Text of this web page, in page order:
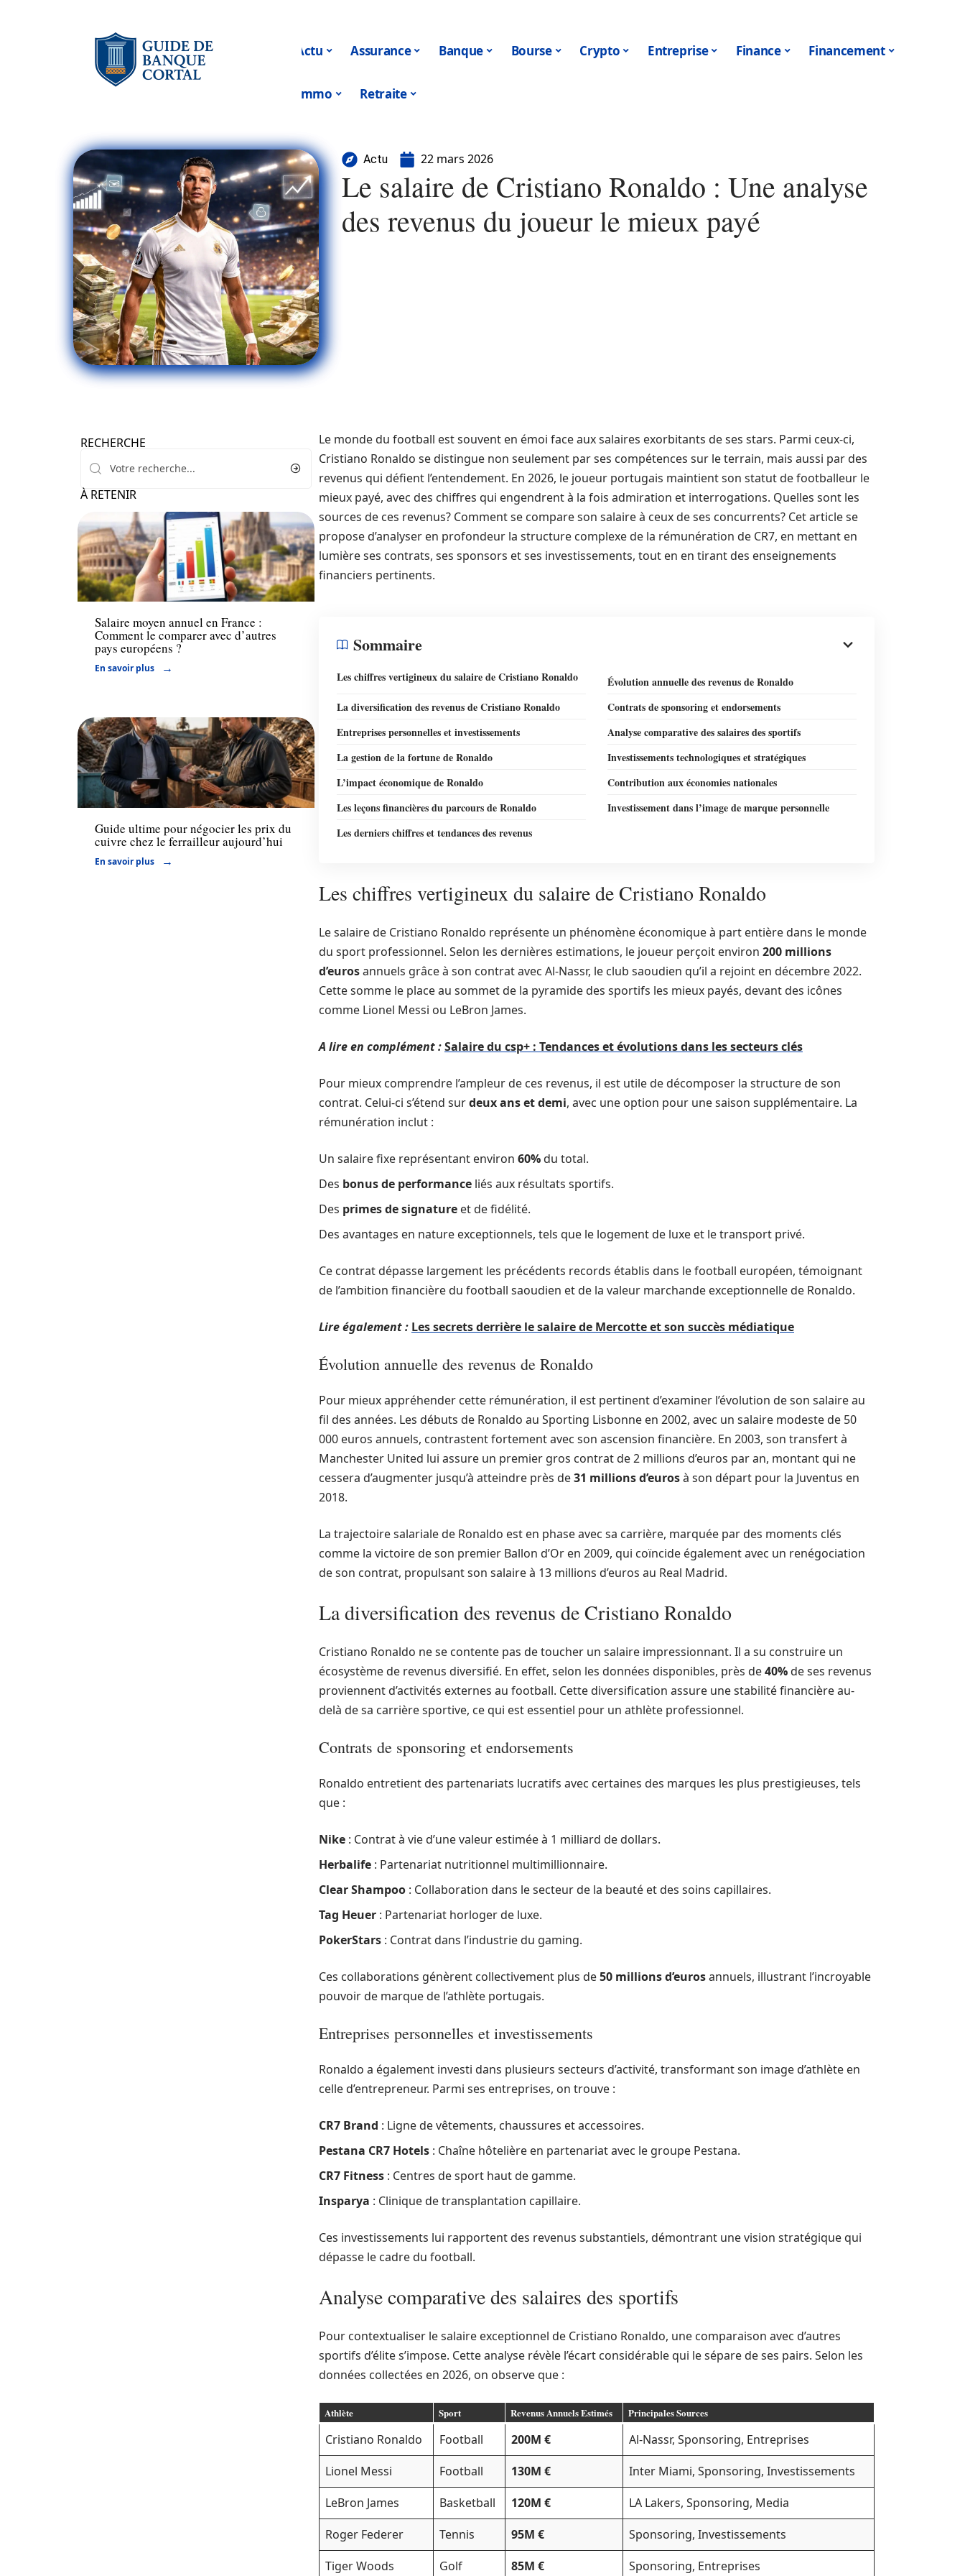
Actu Assurance Banque Bourse Crypto Entreprise Finance Financement
Immo Retraite
Actu 22 mars 2026
Le salaire de Cristiano Ronaldo : Une analyse
des revenus du joueur le mieux payé
RECHERCHE
À RETENIR
Actu
Salaire moyen annuel en France :
Comment le comparer avec d’autres
pays européens ?
En savoir plus
Entreprise
Guide ultime pour négocier les prix du
cuivre chez le ferrailleur aujourd’hui
En savoir plus
Le monde du football est souvent en émoi face aux salaires exorbitants de ses stars. Parmi ceux-ci,
Cristiano Ronaldo se distingue non seulement par ses compétences sur le terrain, mais aussi par des
revenus qui défient l’entendement. En 2026, le joueur portugais maintient son statut de footballeur le
mieux payé, avec des chiffres qui engendrent à la fois admiration et interrogations. Quelles sont les
sources de ces revenus? Comment se compare son salaire à ceux de ses concurrents? Cet article se
propose d’analyser en profondeur la structure complexe de la rémunération de CR7, en mettant en
lumière ses contrats, ses sponsors et ses investissements, tout en en tirant des enseignements
financiers pertinents.
Sommaire
Les chiffres vertigineux du salaire de Cristiano Ronaldo
Évolution annuelle des revenus de Ronaldo
La diversification des revenus de Cristiano Ronaldo
Contrats de sponsoring et endorsements
Entreprises personnelles et investissements
Analyse comparative des salaires des sportifs
La gestion de la fortune de Ronaldo
Investissements technologiques et stratégiques
L’impact économique de Ronaldo
Contribution aux économies nationales
Les leçons financières du parcours de Ronaldo
Investissement dans l’image de marque personnelle
Les derniers chiffres et tendances des revenus
Les chiffres vertigineux du salaire de Cristiano Ronaldo
Le salaire de Cristiano Ronaldo représente un phénomène économique à part entière dans le monde
du sport professionnel. Selon les dernières estimations, le joueur perçoit environ 200 millions
d’eurosannuels grâce à son contrat avec Al-Nassr, le club saoudien qu’il a rejoint en décembre 2022.
Cette somme le place au sommet de la pyramide des sportifs les mieux payés, devant des icônes
comme Lionel Messi ou LeBron James.
A lire en complément :Salaire du csp+ : Tendances et évolutions dans les secteurs clés
Pour mieux comprendre l’ampleur de ces revenus, il est utile de décomposer la structure de son
contrat. Celui-ci s’étend surdeux ans et demi, avec une option pour une saison supplémentaire. La
rémunération inclut :
Un salaire fixe représentant environ 60%du total.
Des bonus de performance liés aux résultats sportifs.
Des primes de signature et de fidélité.
Des avantages en nature exceptionnels, tels que le logement de luxe et le transport privé.
Ce contrat dépasse largement les précédents records établis dans le football européen, témoignant
de l’ambition financière du football saoudien et de la valeur marchande exceptionnelle de Ronaldo.
Lire également : Les secrets derrière le salaire de Mercotte et son succès médiatique
Évolution annuelle des revenus de Ronaldo
Pour mieux appréhender cette rémunération, il est pertinent d’examiner l’évolution de son salaire au
fil des années. Les débuts de Ronaldo au Sporting Lisbonne en 2002, avec un salaire modeste de 50
000 euros annuels, contrastent fortement avec son ascension financière. En 2003, son transfert à
Manchester United lui assure un premier gros contrat de 2 millions d’euros par an, montant qui ne
cessera d’augmenter jusqu’à atteindre près de31 millions d’eurosà son départ pour la Juventus en
2018.
La trajectoire salariale de Ronaldo est en phase avec sa carrière, marquée par des moments clés
comme la victoire de son premier Ballon d’Or en 2009, qui coïncide également avec un renégociation
de son contrat, propulsant son salaire à 13 millions d’euros au Real Madrid.
La diversification des revenus de Cristiano Ronaldo
Cristiano Ronaldo ne se contente pas de toucher un salaire impressionnant. Il a su construire un
écosystème de revenus diversifié. En effet, selon les données disponibles, près de40%de ses revenus
proviennent d’activités externes au football. Cette diversification assure une stabilité financière au-
delà de sa carrière sportive, ce qui est essentiel pour un athlète professionnel.
Contrats de sponsoring et endorsements
Ronaldo entretient des partenariats lucratifs avec certaines des marques les plus prestigieuses, tels
que :
Nike : Contrat à vie d’une valeur estimée à 1 milliard de dollars.
Herbalife : Partenariat nutritionnel multimillionnaire.
Clear Shampoo : Collaboration dans le secteur de la beauté et des soins capillaires.
Tag Heuer : Partenariat horloger de luxe.
PokerStars : Contrat dans l’industrie du gaming.
Ces collaborations génèrent collectivement plus de50 millions d’eurosannuels, illustrant l’incroyable
pouvoir de marque de l’athlète portugais.
Entreprises personnelles et investissements
Ronaldo a également investi dans plusieurs secteurs d’activité, transformant son image d’athlète en
celle d’entrepreneur. Parmi ses entreprises, on trouve :
CR7 Brand : Ligne de vêtements, chaussures et accessoires.
Pestana CR7 Hotels : Chaîne hôtelière en partenariat avec le groupe Pestana.
CR7 Fitness : Centres de sport haut de gamme.
Insparya : Clinique de transplantation capillaire.
Ces investissements lui rapportent des revenus substantiels, démontrant une vision stratégique qui
dépasse le cadre du football.
Analyse comparative des salaires des sportifs
Pour contextualiser le salaire exceptionnel de Cristiano Ronaldo, une comparaison avec d’autres
sportifs d’élite s’impose. Cette analyse révèle l’écart considérable qui le sépare de ses pairs. Selon les
données collectées en 2026, on observe que :
Athlète Sport Revenus Annuels Estimés Principales Sources
Cristiano Ronaldo Football 200M €
Al-Nassr, Sponsoring, Entreprises
Lionel Messi
Football 130M €
Inter Miami, Sponsoring, Investissements
LeBron James
Basketball 120M €
LA Lakers, Sponsoring, Media
Roger Federer
Tennis 95M €
Sponsoring, Investissements
Tiger Woods
Golf 85M € Sponsoring, Entreprises